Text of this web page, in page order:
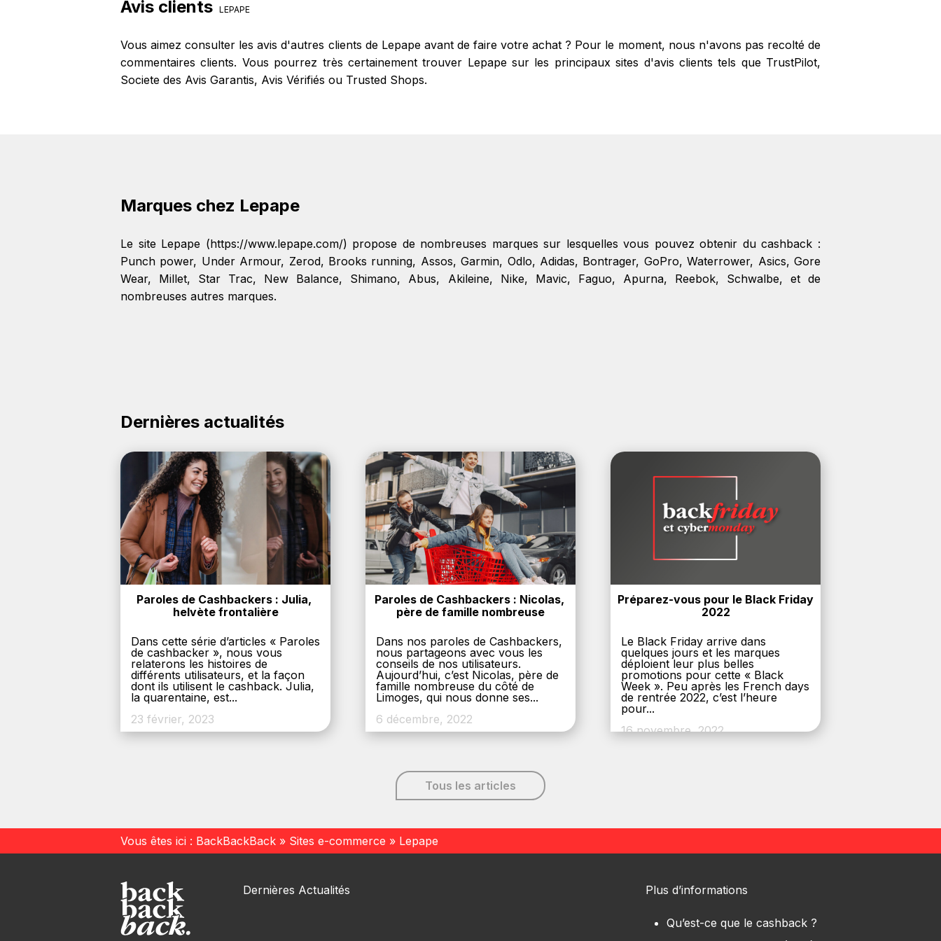
Avis clients LEPAPE
Vous aimez consulter les avis d'autres clients de Lepape avant de faire votre achat ? Pour le moment, nous n'avons pas recolté de
commentaires clients. Vous pourrez très certainement trouver Lepape sur les principaux sites d'avis clients tels que TrustPilot,
Societe des Avis Garantis, Avis Vérifiés ou Trusted Shops.
Marques chez Lepape
Le site Lepape (https://www.lepape.com/) propose de nombreuses marques sur lesquelles vous pouvez obtenir du cashback :
Punch power, Under Armour, Zerod, Brooks running, Assos,Garmin, Odlo, Adidas, Bontrager, GoPro,Waterrower, Asics,Gore
Wear, Millet, Star Trac, New Balance, Shimano, Abus, Akileine, Nike, Mavic, Faguo, Apurna, Reebok, Schwalbe, et de
nombreuses autres marques.
Dernières actualités
Paroles de Cashbackers : Julia,
helvète frontalière
Dans cette série d’articles « Paroles
de cashbacker », nous vous
relaterons les histoires de
différents utilisateurs, et la façon
dont ils utilisent le cashback. Julia,
la quarentaine, est...
23 février, 2023
Paroles de Cashbackers : Nicolas,
père de famille nombreuse
Dans nos paroles de Cashbackers,
nous partageons avec vous les
conseils de nos utilisateurs.
Aujourd’hui, c’est Nicolas, père de
famille nombreuse du côté de
Limoges, qui nous donne ses...
6 décembre, 2022
Préparez-vous pour le Black Friday
2022
Le Black Friday arrive dans
quelques jours et les marques
déploient leur plus belles
promotions pour cette « Black
Week ». Peu après les French days
de rentrée 2022, c’est l’heure
pour...
16 novembre, 2022
Tous les articles
Vous êtes ici : BackBackBack » Sites e-commerce » Lepape
Dernières Actualités Plus d’informations
Qu’est-ce que le cashback ?